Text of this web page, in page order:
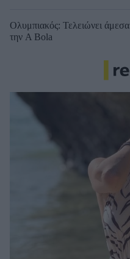
Ολυμπιακός: Τελειώνει
την A Bola